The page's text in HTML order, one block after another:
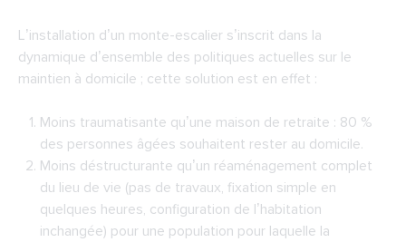
Monorail ou birail ?
Quelles sont les particularités qu’il faut
choix car présents dans tous les modèles ?
Dans quel cas faut-il un parking en bas de
l’escalier ?
Quel sont les avantages du parking bas ?
Dans quel cas installer un rail relevable
L’installation d’un monte-escalier s’inscrit dans la
dynamique d’ensemble des politiques actuelles sur le
maintien à domicile ; cette solution est en effet :
Moins traumatisante qu’une maison de retraite : 80 %
des personnes âgées souhaitent rester au domicile.
Moins déstructurante qu’un réaménagement complet
du lieu de vie (pas de travaux, fixation simple en
quelques heures, configuration de l’habitation
inchangée) pour une population pour laquelle la